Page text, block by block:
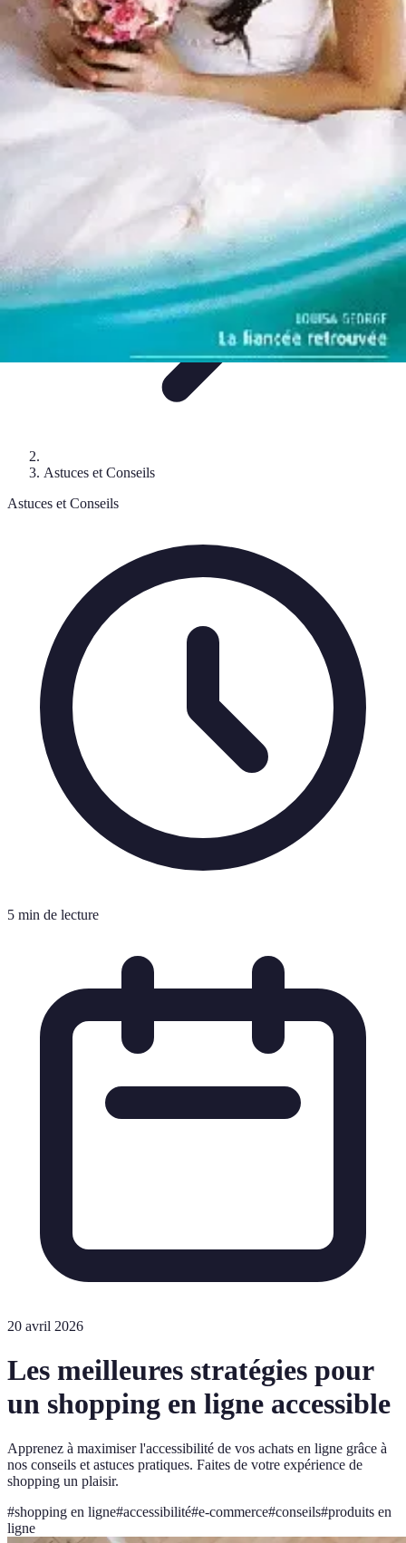
Shopping Accessible
Compréhension de l'accessibilité
Accessibilité Guides pratiques
Guide
PratiqueMode Accessible
Shopping Accessible
Astuces et Conseils
Astuces et Conseils
5 min de lecture
20 avril 2026
Les meilleures stratégies pour
un shopping en ligne accessible
Apprenez à maximiser l'accessibilité de vos achats en ligne grâce à
nos conseils et astuces pratiques. Faites de votre expérience de
shopping un plaisir.
#shopping en ligne#accessibilité#e-commerce#conseils#produits en
ligne